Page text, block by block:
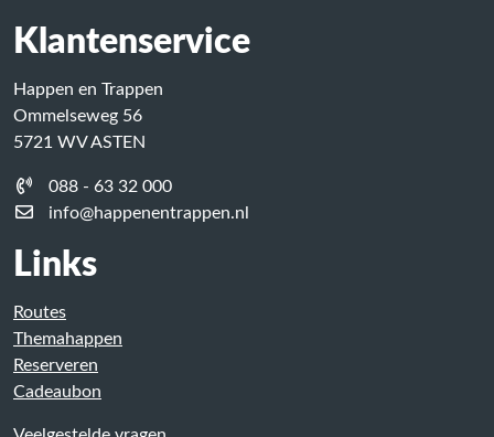
Klantenservice
Happen en Trappen
Ommelseweg 56
5721 WV ASTEN
088 - 63 32 000
info@happenentrappen.nl
Links
Routes
Themahappen
Reserveren
Cadeaubon